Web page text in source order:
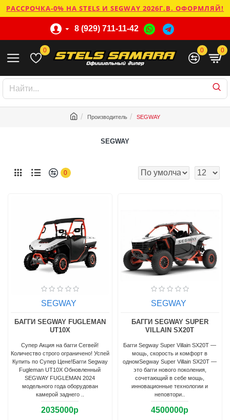
РАССРОЧКА-0% НА STELS И SEGWAY 2026Г.В. ОФОРМЛЯЙ!
8 (929) 711-11-42
0 0 0
Производитель SEGWAY
SEGWAY
0
SEGWAY
БАГГИ SEGWAY FUGLEMAN
UT10X
Супер Акция на багги Сегвей!
Количество строго ограничено! Успей
Купить по Супер Цене!Багги Segway
Fugleman UT10X Обновленный
SEGWAY FUGLEMAN 2024
модельного года оборудован
камерой заднего ..
2035000р
SEGWAY
БАГГИ SEGWAY SUPER
VILLAIN SX20T
Багги Segway Super Villain SX20T —
мощь, скорость и комфорт в
одномSegway Super Villain SX20T —
это багги нового поколения,
сочетающий в себе мощь,
инновационные технологии и
неповтори..
4500000р